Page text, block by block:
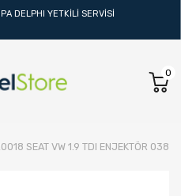
DELPHI YETKİLİ SERVİSİ
0
SEAT VW 1.9 TDI ENJEKTÖR